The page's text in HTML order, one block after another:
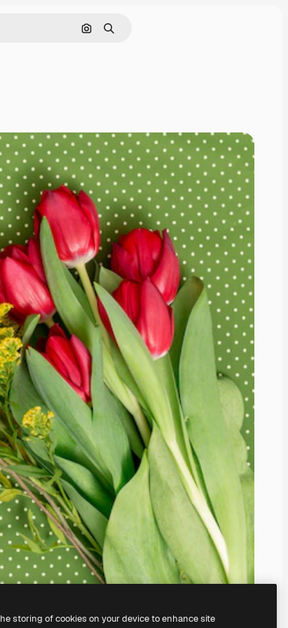
Pesquisar por imagem
Buscar
storing of cookies on your device to enhance site